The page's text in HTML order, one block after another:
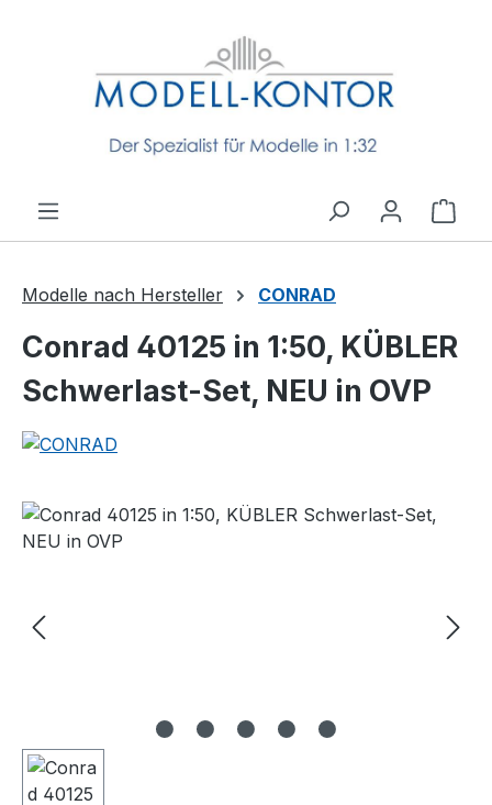
Modelle nach Hersteller CONRAD
Conrad 40125 in 1:50, KÜBLER
Schwerlast-Set, NEU in OVP
Bildergalerie überspringen